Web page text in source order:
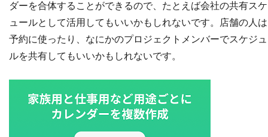
ダーを合体することができるので、たとえば会社の共有ス
ュールとして活用してもいいかもしれないです。店舗の人
予約に使ったり、なにかのプロジェクトメンバーでスケジ
ルを共有してもいいかもしれないです。